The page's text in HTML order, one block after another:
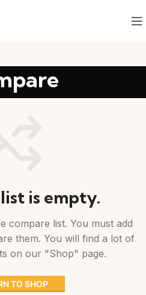
is empty.
compare list. You must add
them. You will find a lot of
on our "Shop" page.
TO SHOP